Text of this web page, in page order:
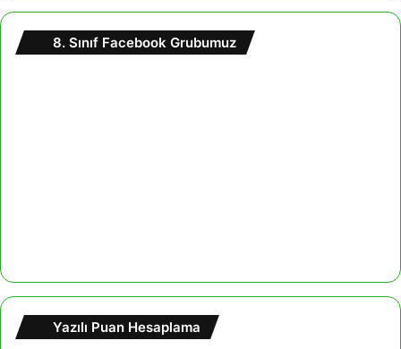
8. Sınıf Facebook Grubumuz
Yazılı Puan Hesaplama